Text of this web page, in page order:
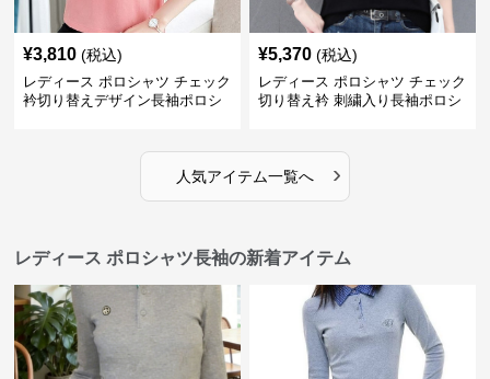
¥3,810 (税込)
レディース ポロシャツ チェック
衿切り替えデザイン長袖ポロシ
¥5,370 (税込)
レディース ポロシャツ チェック
切り替え衿 刺繍入り長袖ポロシ
人気アイテム一覧へ ›
レディース ポロシャツ長袖の新着アイテム